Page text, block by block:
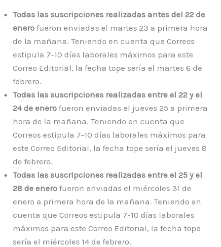
Todas las suscripciones realizadas antes del 22 de
enero fueron enviadas el martes 23 a primera hora
de la mañana. Teniendo en cuenta que Correos
estipula 7-10 días laborales máximos para este
Correo Editorial, la fecha tope sería el martes 6 de
febrero.
Todas las suscripciones realizadas entre el 22 y el
24 de enero fueron enviadas el jueves 25 a primera
hora de la mañana. Teniendo en cuenta que
Correos estipula 7-10 días laborales máximos para
este Correo Editorial, la fecha tope sería el jueves 8
de febrero.
Todas las suscripciones realizadas entre el 25 y el
28 de enero fueron enviadas el miércoles 31 de
enero a primera hora de la mañana. Teniendo en
cuenta que Correos estipula 7-10 días laborales
máximos para este Correo Editorial, la fecha tope
sería el miércoles 14 de febrero.